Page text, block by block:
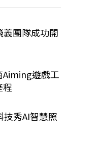
義團隊成功開
遊戲工
程
秀AI智慧照